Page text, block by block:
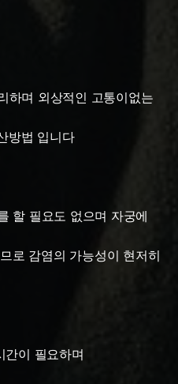
하며 외상적인 고통이없는
방법 입니다
할 필요도 없으며 자궁에
로 감염의 가능성이 현저히
간이 필요하며